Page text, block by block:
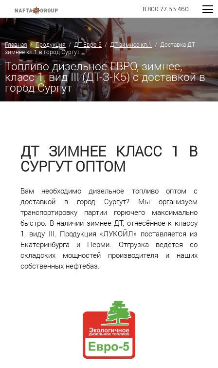
8 800 77 55 460
Главная/Продукция/ДТ Евро 5 / ДТ зимнее кл.1
/ Доставка ДТ
зимнее кл.1 в город Сургут
Топливо дизельное ЕВРО, зимнее,
класс 1, вид III (ДТ-З-К5) с доставкой в
город Сургут
ДТ ЗИМНЕЕ КЛАСС 1 В
СУРГУТ ОПТОМ
Вам необходимо дизельное топливо оптом с
доставкой в город Сургут? Мы организуем
транспортировку партии горючего максимально
быстро. В наличии зимнее ДТ, отнесённое к классу
1, виду III. Продукция «ЛУКОЙЛ» поставляется из
Екатеринбурга и Перми. Отгрузка ведётся со
складских мощностей производителя и наших
собственных нефтебаз.